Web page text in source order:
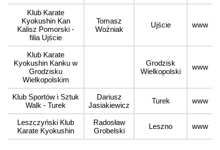
Klub Karate
Kyokushin Kan
Kalisz Pomorski -
filia Ujście
Tomasz
Woźniak
Ujście www
Klub Karate
Kyokushin Kanku w
Grodzisku
Wielkopolskim
Grodzisk
Wielkopolski
www
Klub Sportów i Sztuk
Walk - Turek
Dariusz
Jasiakiewicz
Turek www
Leszczyński Klub
Karate Kyokushin
Radosław
Grobelski
Leszno www